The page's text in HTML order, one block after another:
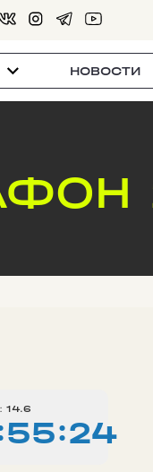
НОВОСТИ
14.6